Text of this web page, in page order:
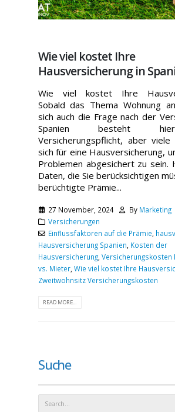
Wie viel kostet Ihre
Hausversicherung in
Wie viel kostet Ihre
Sobald das Thema Wohnung
sich auch die Frage nach der
Spanien besteht
Versicherungspflicht, aber viele
sich für eine Hausversicherung,
Problemen abgesichert zu sein.
Daten, die Sie berücksichtigen
berüchtigte Prämie...
27 November, 2024 By Marketing
Versicherungen
Einflussfaktoren auf die Prämie,
Hausversicherung Spanien, Kosten der
Hausversicherung, Versicherungskosten
vs. Mieter, Wie viel kostet Ihre
Zweitwohnsitz Versicherungskosten
READ MORE...
Suche